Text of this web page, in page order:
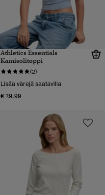
Athletics Essentials
Kamisolitoppi
(2)
Lisää värejä saatavilla
€ 29,99